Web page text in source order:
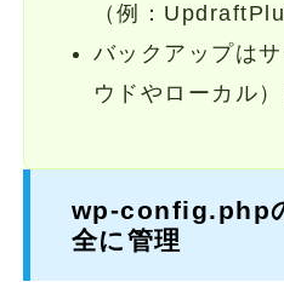
（例：
バックアップは
ウドやローカル
wp-config.php
全に管理